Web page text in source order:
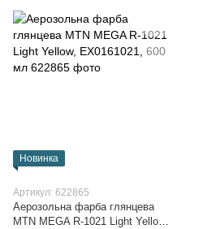
Новинка
Артикул: 622865
Аерозольна фарба глянцева
MTN MEGA R-1021 Light Yellow,